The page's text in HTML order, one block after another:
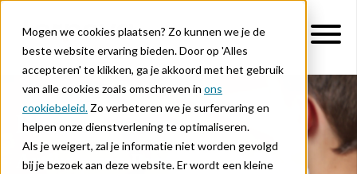
Mogen we cookies plaatsen? Zo kunnen we je de
beste website ervaring bieden. Door op 'Alles
accepteren' te klikken, ga je akkoord met het gebruik
van alle cookies zoals omschreven in ons
cookiebeleid. Zo verbeteren we je surfervaring en
helpen onze dienstverlening te optimaliseren.
Als je weigert, zal je informatie niet worden gevolgd
bij je bezoek aan deze website. Er wordt een kleine
Blog
Artikels van Bram Faems: